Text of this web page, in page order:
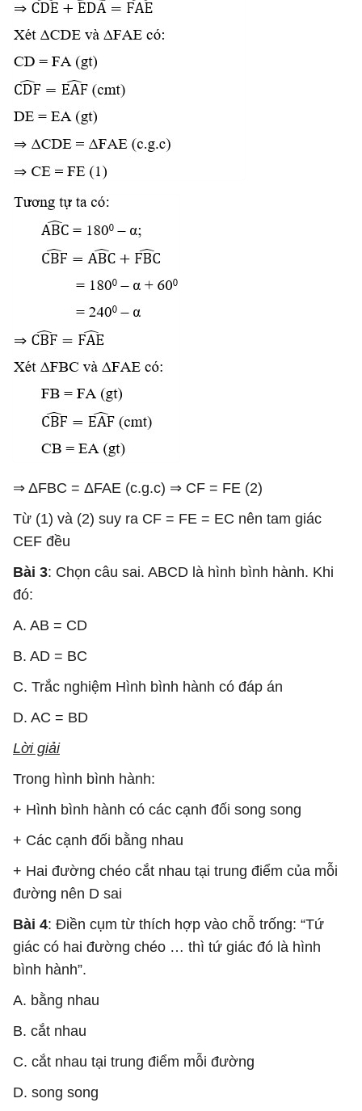
⇒ ΔFBC = ΔFAE (c.g.c) ⇒ CF = FE (2)
Từ (1) và (2) suy ra CF = FE = EC nên tam giác
CEF đều
Bài 3: Chọn câu sai. ABCD là hình bình hành. Khi
đó:
A. AB = CD
B. AD = BC
C. Trắc nghiệm Hình bình hành có đáp án
D. AC = BD
Lời giải
Trong hình bình hành:
+ Hình bình hành có các cạnh đối song song
+ Các cạnh đối bằng nhau
+ Hai đường chéo cắt nhau tại trung điểm của mỗi
đường nên D sai
Bài 4: Điền cụm từ thích hợp vào chỗ trống: “Tứ
giác có hai đường chéo … thì tứ giác đó là hình
bình hành”.
A. bằng nhau
B. cắt nhau
C. cắt nhau tại trung điểm mỗi đường
D. song song